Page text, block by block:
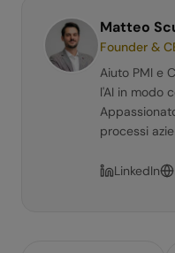
Matteo
Founder &
Aiuto PMI e
l'AI in modo
processi
LinkedIn